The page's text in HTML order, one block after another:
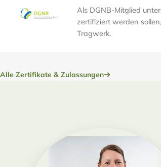
Als DGNB-Mitglied
zertifiziert werden
Tragwerk.
Alle Zertifikate & Zulassungen